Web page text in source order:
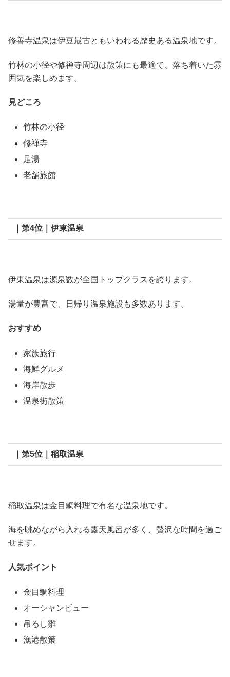
修善寺温泉は伊豆最古ともいわれる歴史ある温泉地です。
竹林の小径や修禅寺周辺は散策にも最適で、落ち着いた雰
囲気を楽しめます。
見どころ
竹林の小径
修禅寺
足湯
老舗旅館
｜第4位｜伊東温泉
伊東温泉は源泉数が全国トップクラスを誇ります。
湯量が豊富で、日帰り温泉施設も多数あります。
おすすめ
家族旅行
海鮮グルメ
海岸散歩
温泉街散策
｜第5位｜稲取温泉
稲取温泉は金目鯛料理で有名な温泉地です。
海を眺めながら入れる露天風呂が多く、贅沢な時間を過ご
せます。
人気ポイント
金目鯛料理
オーシャンビュー
吊るし雛
漁港散策